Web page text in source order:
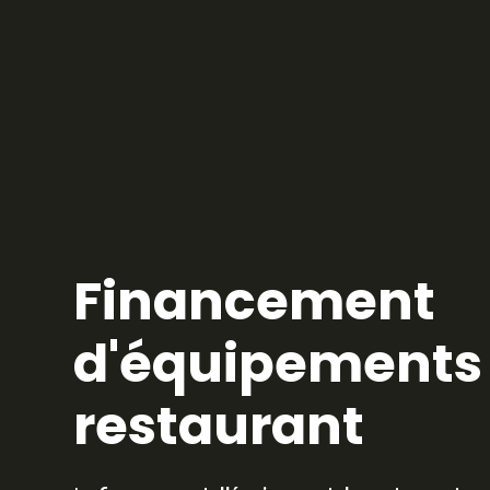
Financement
d'équipements
restaurant